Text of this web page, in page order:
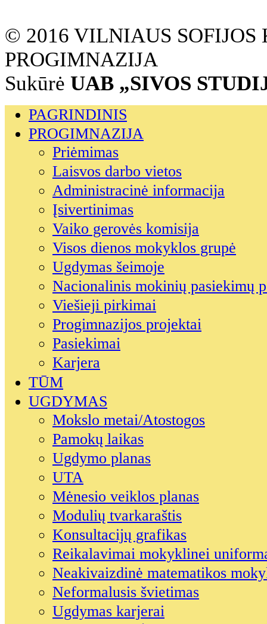
© 2016 VILNIAUS SOFIJOS
PROGIMNAZIJA
Sukūrė UAB „SIVOS
PAGRINDINIS
PROGIMNAZIJA
Priėmimas
Laisvos darbo vietos
Administracinė informacija
Įsivertinimas
Vaiko gerovės komisija
Visos dienos mokyklos grupė
Ugdymas šeimoje
Nacionalinis mokinių pasiekimų
Viešieji pirkimai
Progimnazijos projektai
Pasiekimai
Karjera
TŪM
UGDYMAS
Mokslo metai/Atostogos
Pamokų laikas
Ugdymo planas
UTA
Mėnesio veiklos planas
Modulių tvarkaraštis
Konsultacijų grafikas
Reikalavimai mokyklinei
Neakivaizdinė matematikos
Neformalusis švietimas
Ugdymas karjerai